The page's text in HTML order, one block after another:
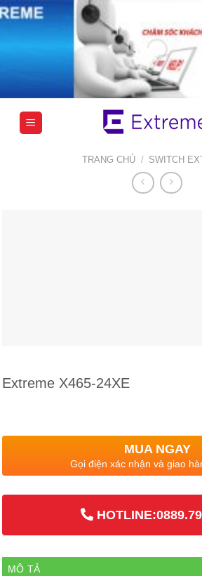
Chuyển
TRANG CHỦ / SWITCH
Extreme X465-24XE
MUA NGAY
Gọi điện xác nhận và giao
MÔ TẢ